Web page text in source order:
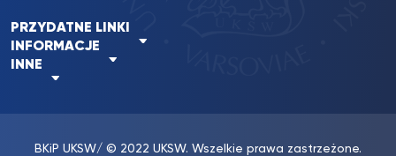
PRZYDATNE LINKI
INFORMACJE
INNE
BKiP UKSW/ © 2022 UKSW. Wszelkie prawa zastrzeżone.